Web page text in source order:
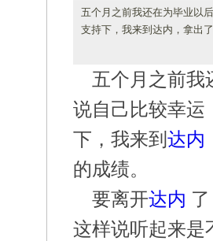
五个月之前我还在为毕业以
支持下，我来到达内，拿出
五个月之前我
说自己比较幸运
下，我来到 达内
的成绩。
要离开达内
这样说听起来是